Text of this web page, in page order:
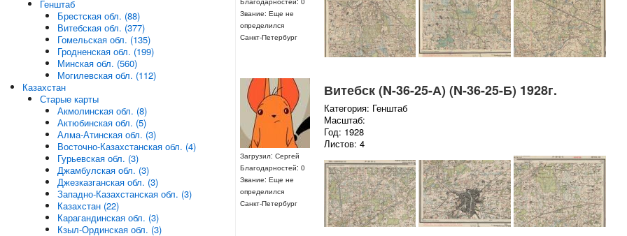
Звание: Еще не
определился
Санкт-Петербург
Загрузил: Сергей
Благодарностей: 0
Звание: Еще не
определился
Санкт-Петербург
Витебск (N-36-25-А) (N-36-25-Б) 1928г.
Категория: Генштаб
Масштаб:
Год: 1928
Листов: 4
Генштаб
Брестская обл. (88)
Витебская обл. (377)
Гомельская обл. (135)
Гродненская обл. (199)
Минская обл. (560)
Могилевская обл. (112)
Казахстан
Старые карты
Акмолинская обл. (8)
Актюбинская обл. (5)
Алма-Атинская обл. (3)
Восточно-Казахстанская обл. (4)
Гурьевская обл. (3)
Джамбулская обл. (3)
Джезказганская обл. (3)
Западно-Казахстанская обл. (3)
Казахстан (22)
Карагандинская обл. (3)
Кзыл-Ординская обл. (3)